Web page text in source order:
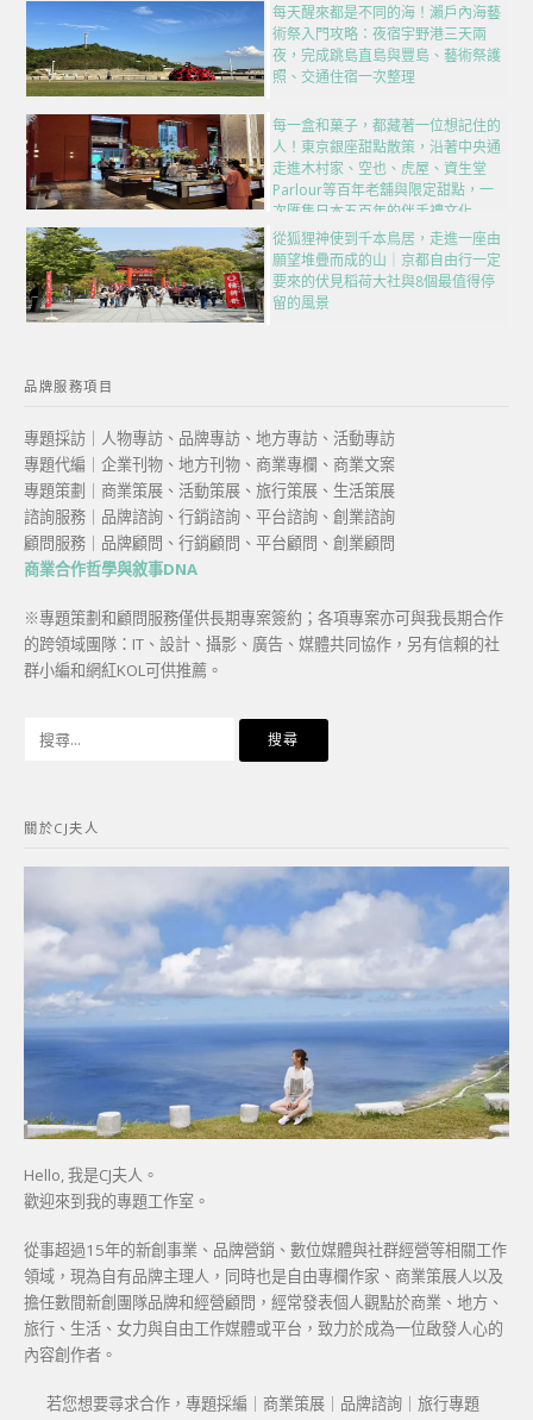
每天醒來都是不同的海！瀨戶內海藝
術祭入門攻略：夜宿宇野港三天兩
夜，完成跳島直島與豐島、藝術祭護
照、交通住宿一次整理
每一盒和菓子，都藏著一位想記住的
人！東京銀座甜點散策，沿著中央通
走進木村家、空也、虎屋、資生堂
Parlour等百年老舖與限定甜點，一
次匯集日本五百年的伴手禮文化
從狐狸神使到千本鳥居，走進一座由
願望堆疊而成的山｜京都自由行一定
要來的伏見稻荷大社與8個最值得停
留的風景
品牌服務項目
專題採訪｜人物專訪、品牌專訪、地方專訪、活動專訪
專題代編｜企業刊物、地方刊物、商業專欄、商業文案
專題策劃｜商業策展、活動策展、旅行策展、生活策展
諮詢服務｜品牌諮詢、行銷諮詢、平台諮詢、創業諮詢
顧問服務｜品牌顧問、行銷顧問、平台顧問、創業顧問
商業合作哲學與敘事DNA
※專題策劃和顧問服務僅供長期專案簽約；各項專案亦可與我長期合作
的跨領域團隊：IT、設計、攝影、廣告、媒體共同協作，另有信賴的社
群小編和網紅KOL可供推薦。
字:
關於CJ夫人
Hello, 我是CJ夫人。
歡迎來到我的專題工作室。
從事超過15年的新創事業、品牌營銷、數位媒體與社群經營等相關工作
領域，現為自有品牌主理人，同時也是自由專欄作家、商業策展人以及
擔任數間新創團隊品牌和經營顧問，經常發表個人觀點於商業、地方、
旅行、生活、女力與自由工作媒體或平台，致力於成為一位啟發人心的
內容創作者。
若您想要尋求合作，專題採編｜商業策展｜品牌諮詢｜旅行專題